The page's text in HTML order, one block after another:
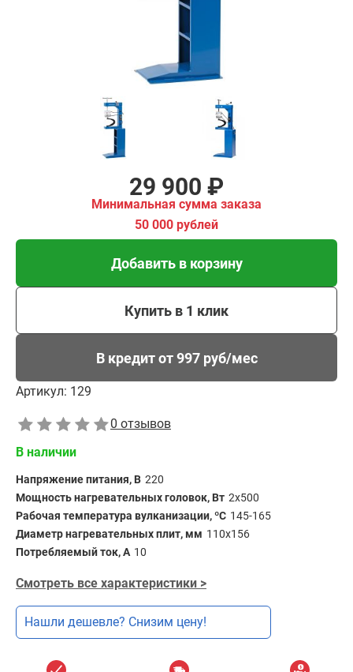
29 900 ₽
Минимальная сумма заказа
50 000 рублей
Добавить в корзину
Купить в 1 клик
В кредит от 997 руб/мес
Артикул: 129
0 отзывов
В наличии
Напряжение питания, В 220
Мощность нагревательных головок, Вт 2х500
Рабочая температура вулканизации, ºС 145-165
Диаметр нагревательных плит, мм 110x156
Потребляемый ток, А 10
Смотреть все характеристики >
Нашли дешевле? Снизим цену!
Купить в 1 клик
В кредит от 997 руб/
мес